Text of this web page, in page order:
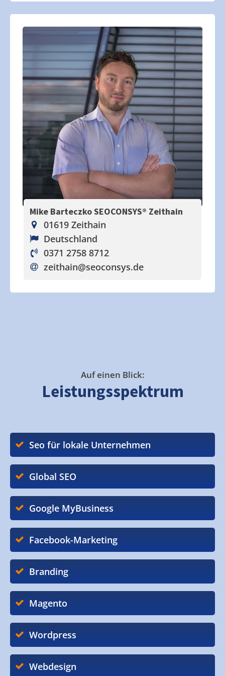
Mike Barteczko SEOCONSYS® Zeithain
01619 Zeithain
Deutschland
0371 2758 8712
zeithain@seoconsys.de
Auf einen Blick:
Leistungsspektrum
Seo für lokale Unternehmen
Global SEO
Google MyBusiness
Facebook-Marketing
Branding
Magento
Wordpress
Webdesign